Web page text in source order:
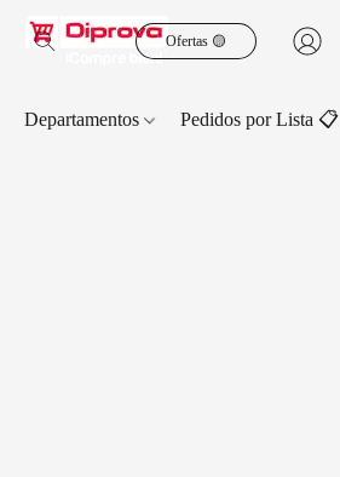
Ofertas 🟡
Departamentos Pedidos por Lista 📋